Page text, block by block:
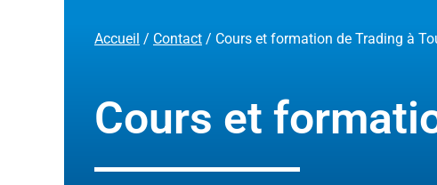
Accueil / Contact / Cours et formation de Trading à
Cours et